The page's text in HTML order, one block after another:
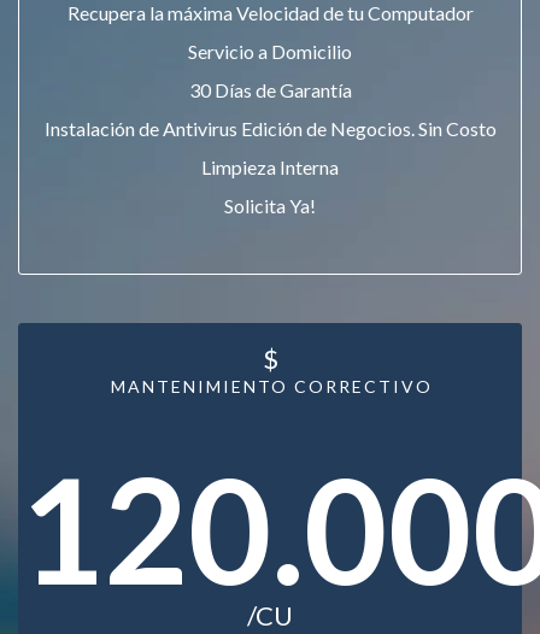
Recupera la máxima Velocidad de tu Computador
Servicio a Domicilio
30 Días de Garantía
Instalación de Antivirus Edición de Negocios. Sin Costo
Limpieza Interna
Solicita Ya!
MANTENIMIENTO CORRECTIVO
$
/CU